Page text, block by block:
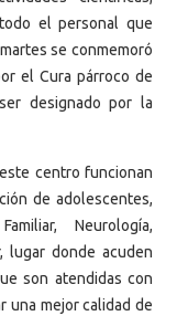
el personal que
se conmemoró
el Cura párroco de
designado por la
centro funcionan
de adolescentes,
Neurología,
lugar donde acuden
son atendidas con
una mejor calidad de